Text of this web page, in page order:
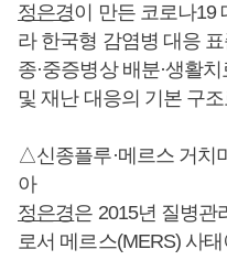
정은경이 만든 코로나19
라 한국형 감염병 대응
종·중증병상 배분·생활
및 재난 대응의 기본 구
△신종플루·메르스 거치
아
정은경은 2015년 질병관
로서 메르스(MERS) 사